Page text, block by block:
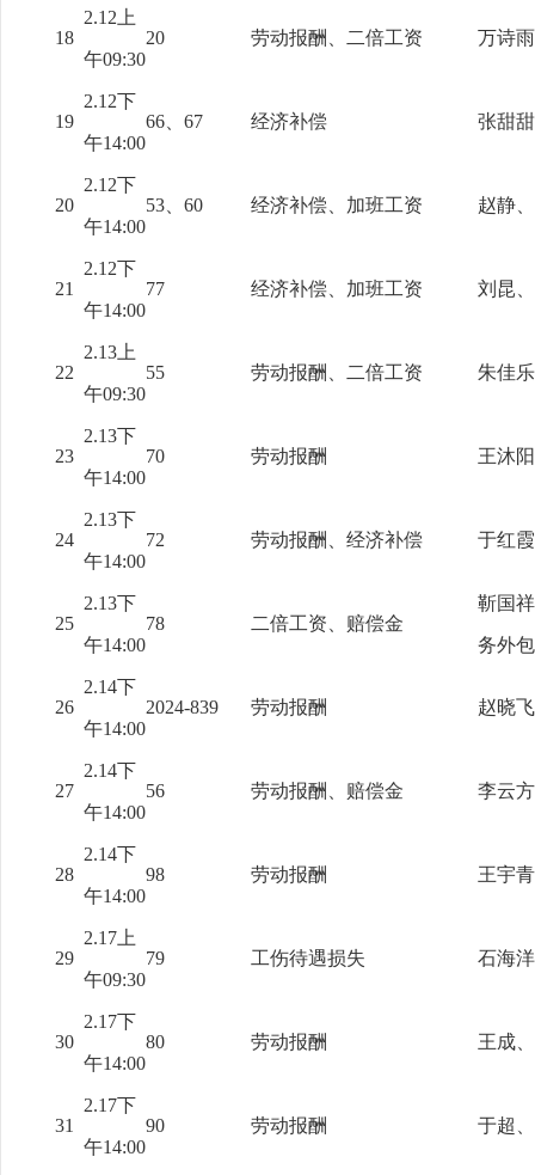
18
2.12上
午09:30
20 劳动报酬、二倍工资 万诗
19
2.12下
午14:00
66、67 经济补偿 张甜
20
2.12下
午14:00
53、60 经济补偿、加班工资 赵静
21
2.12下
午14:00
77 经济补偿、加班工资 刘昆
22
2.13上
午09:30
55 劳动报酬、二倍工资 朱佳
23
2.13下
午14:00
70 劳动报酬 王沐
24
2.13下
午14:00
72 劳动报酬、经济补偿 于红
25
2.13下
午14:00
78 二倍工资、赔偿金
靳国
务外
26
2.14下
午14:00
2024-839 劳动报酬 赵晓
27
2.14下
午14:00
56 劳动报酬、赔偿金 李云
28
2.14下
午14:00
98 劳动报酬 王宇
29
2.17上
午09:30
79 工伤待遇损失 石海
30
2.17下
午14:00
80 劳动报酬 王成
31
2.17下
午14:00
90 劳动报酬 于超